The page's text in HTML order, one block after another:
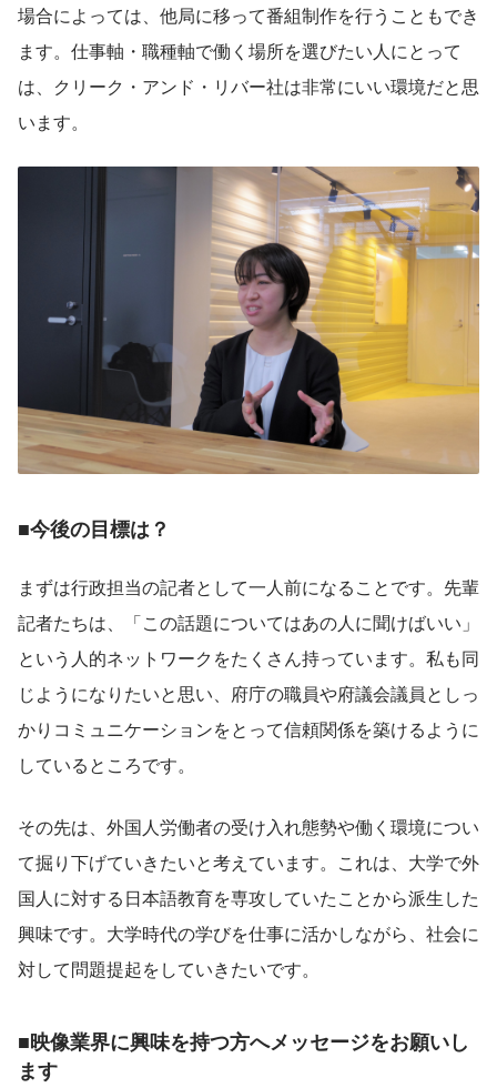
場合によっては、他局に移って番組制作を行うこともでき
ます。仕事軸・職種軸で働く場所を選びたい人にとって
は、クリーク・アンド・リバー社は非常にいい環境だと思
います。
■今後の目標は？
まずは行政担当の記者として一人前になることです。先輩
記者たちは、「この話題についてはあの人に聞けばいい」
という人的ネットワークをたくさん持っています。私も同
じようになりたいと思い、府庁の職員や府議会議員としっ
かりコミュニケーションをとって信頼関係を築けるように
しているところです。
その先は、外国人労働者の受け入れ態勢や働く環境につい
て掘り下げていきたいと考えています。これは、大学で外
国人に対する日本語教育を専攻していたことから派生した
興味です。大学時代の学びを仕事に活かしながら、社会に
対して問題提起をしていきたいです。
■映像業界に興味を持つ方へメッセージをお願いし
ます